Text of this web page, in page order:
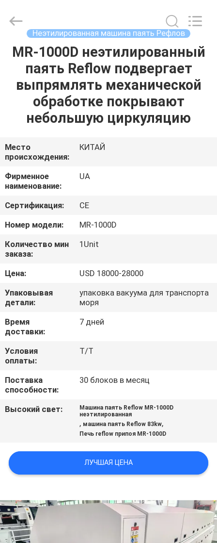
ДОМ
ПРОДУКТЫ
ПУТЕШЕСТВИЕ
ФАБРИКИ
ПРОВЕРКА
КАЧЕСТВА
СВЯЖИТЕСЬ
МЫ
НОВОСТИ
СПРОСИТЕ
ЦИТАТУ
VR
КАРТА
PRIVACY
POLICY
AUTOMATION
LIMITED.
Неэтилированная машина паять Рефлов
MR-1000D неэтилированный
паять Reflow подвергает
выпрямлять механической
обработке покрывают
небольшую циркуляцию
Место
происхождения:
КИТАЙ
Фирменное
наименование:
UA
Сертификация:
CE
Номер модели:
MR-1000D
Количество мин
заказа:
1Unit
Цена:
USD 18000-28000
Упаковывая
детали:
упаковка вакуума для транспорта
моря
Время
доставки:
7 дней
Условия
оплаты:
T/T
Поставка
способности:
30 блоков в месяц
Высокий свет:
Машина паять Reflow MR-1000D
неэтилированная
, машина паять Reflow 83kw,
Печь reflow припоя MR-1000D
ЛУЧШАЯ ЦЕНА